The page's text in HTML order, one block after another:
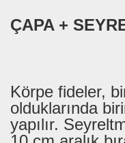
ÇAPA +
Körpe fideler,
olduklarında
yapılır.